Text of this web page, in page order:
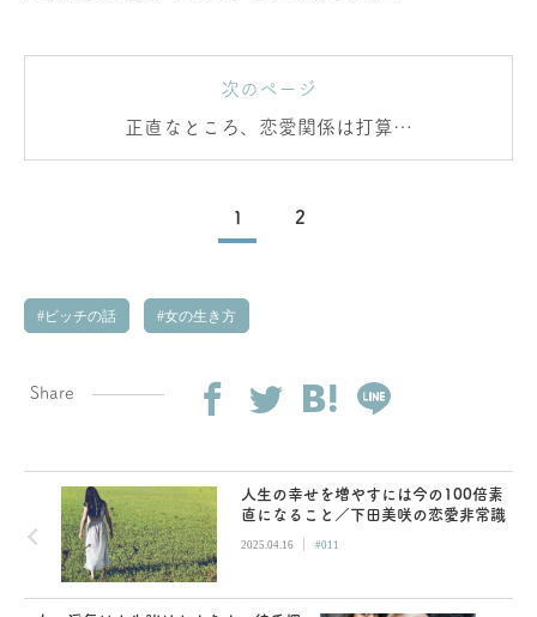
次のページ
正直なところ、恋愛関係は打算が
占める割合が大きい
1 2
ビッチの話 女の生き方
Share
人生の幸せを増やすには今の100倍素
直になること／下田美咲の恋愛非常識
2025.04.16 | #011